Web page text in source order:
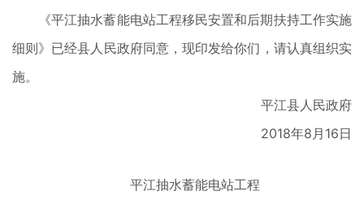
《平江抽水蓄能电站工程移民安置和后期扶持工作实施
细则》已经县人民政府同意，现印发给你们，请认真组织实
施。
平江县人民政府
2018年8月16日
平江抽水蓄能电站工程